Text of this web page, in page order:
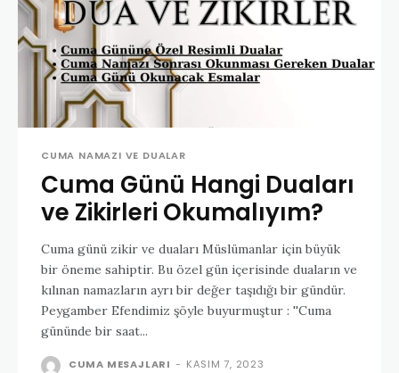
CUMA NAMAZI VE DUALAR
Cuma Günü Hangi Duaları
ve Zikirleri Okumalıyım?
Cuma günü zikir ve duaları Müslümanlar için büyük
bir öneme sahiptir. Bu özel gün içerisinde duaların ve
kılınan namazların ayrı bir değer taşıdığı bir gündür.
Peygamber Efendimiz şöyle buyurmuştur : ''Cuma
gününde bir saat...
CUMA MESAJLARI - KASIM 7, 2023